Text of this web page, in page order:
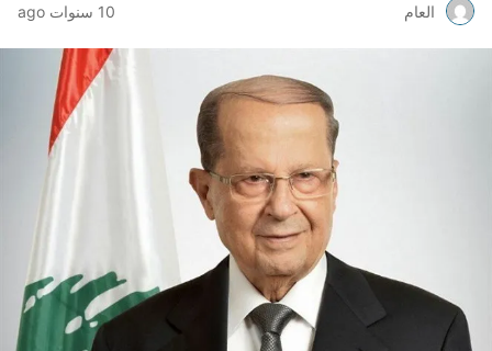
العام 10 سنوات ago